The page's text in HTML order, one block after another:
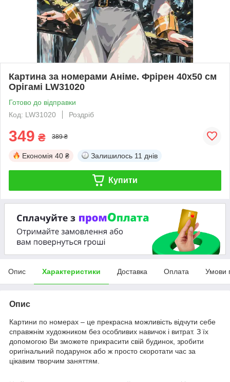
Картина за номерами Аніме. Фрірен 40х50 см
Орігамі LW31020
Готово до відправки
Код: LW31020
Роздріб
349 ₴ 389 ₴
Економія 40 ₴ Залишилось 11 днів
Купити
Опис Характеристики Доставка Оплата Умови
Опис
Картини по номерах – це прекрасна можливість відчути себе
справжнім художником без особливих навичок і витрат. З їх
допомогою Ви зможете прикрасити свій будинок, зробити
оригінальний подарунок або ж просто скоротати час за
цікавим творчим заняттям.